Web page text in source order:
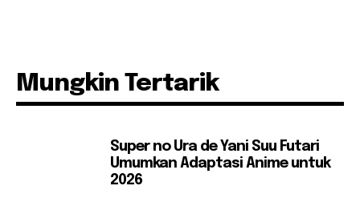
Mungkin Tertarik
Super no Ura de Yani Suu Futari
Umumkan Adaptasi Anime untuk
2026